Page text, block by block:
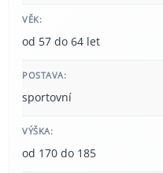
VĚK:
od 57 do 64 let
POSTAVA:
sportovní
VÝŠKA:
od 170 do 185